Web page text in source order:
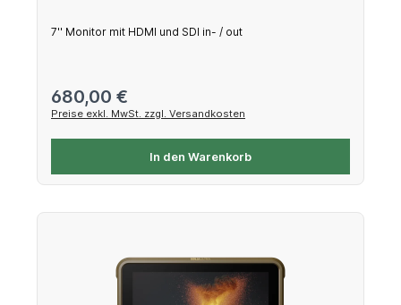
7'' Monitor mit HDMI und SDI in- / out
Regulärer Preis:
680,00 €
Preise exkl. MwSt. zzgl. Versandkosten
In den Warenkorb